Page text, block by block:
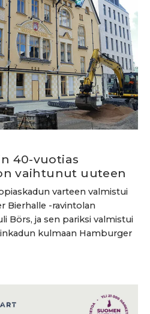
40-vuotias
vaihtunut uuteen
varteen valmistui
Bierhalle -ravintolan
Börs, ja sen pariksi valmistui
kulmaan Hamburger